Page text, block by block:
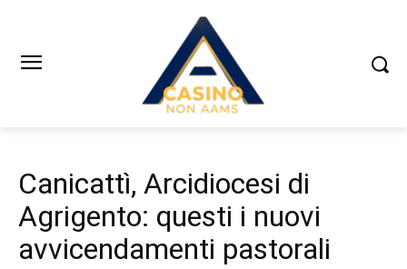
Canicattì, Arcidiocesi di
Agrigento: questi i nuovi
avvicendamenti pastorali